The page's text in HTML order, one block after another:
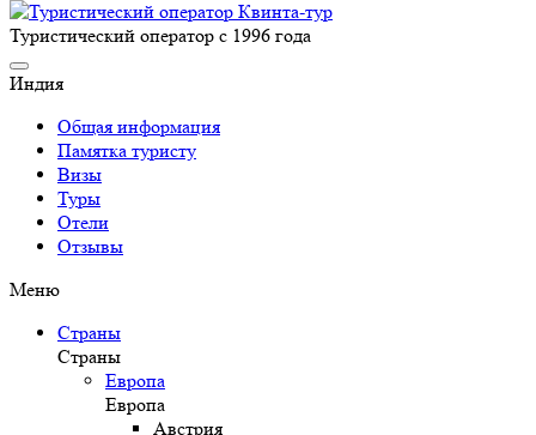
Туристический оператор с 1996 года
Индия
Общая информация
Памятка туристу
Визы
Туры
Отели
Отзывы
Меню
Страны
Страны
Европа
Европа
Австрия